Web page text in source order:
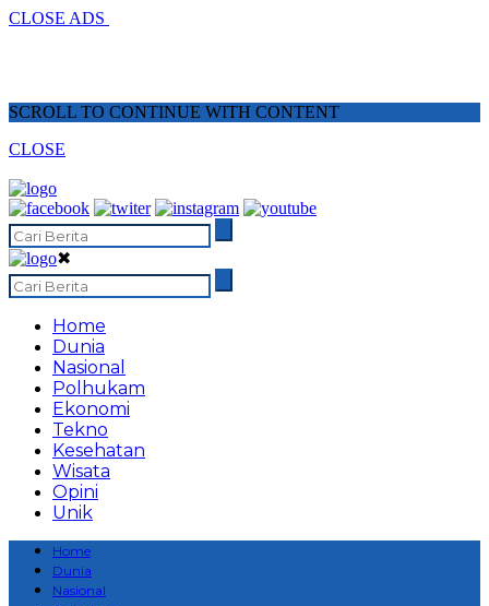
CLOSE ADS
SCROLL TO CONTINUE WITH CONTENT
CLOSE
✖
Home
Dunia
Nasional
Polhukam
Ekonomi
Tekno
Kesehatan
Wisata
Opini
Unik
Home
Dunia
Nasional